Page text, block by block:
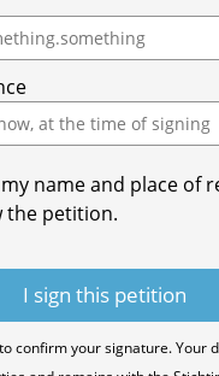
name and place of
the petition.
confirm your signature. Your